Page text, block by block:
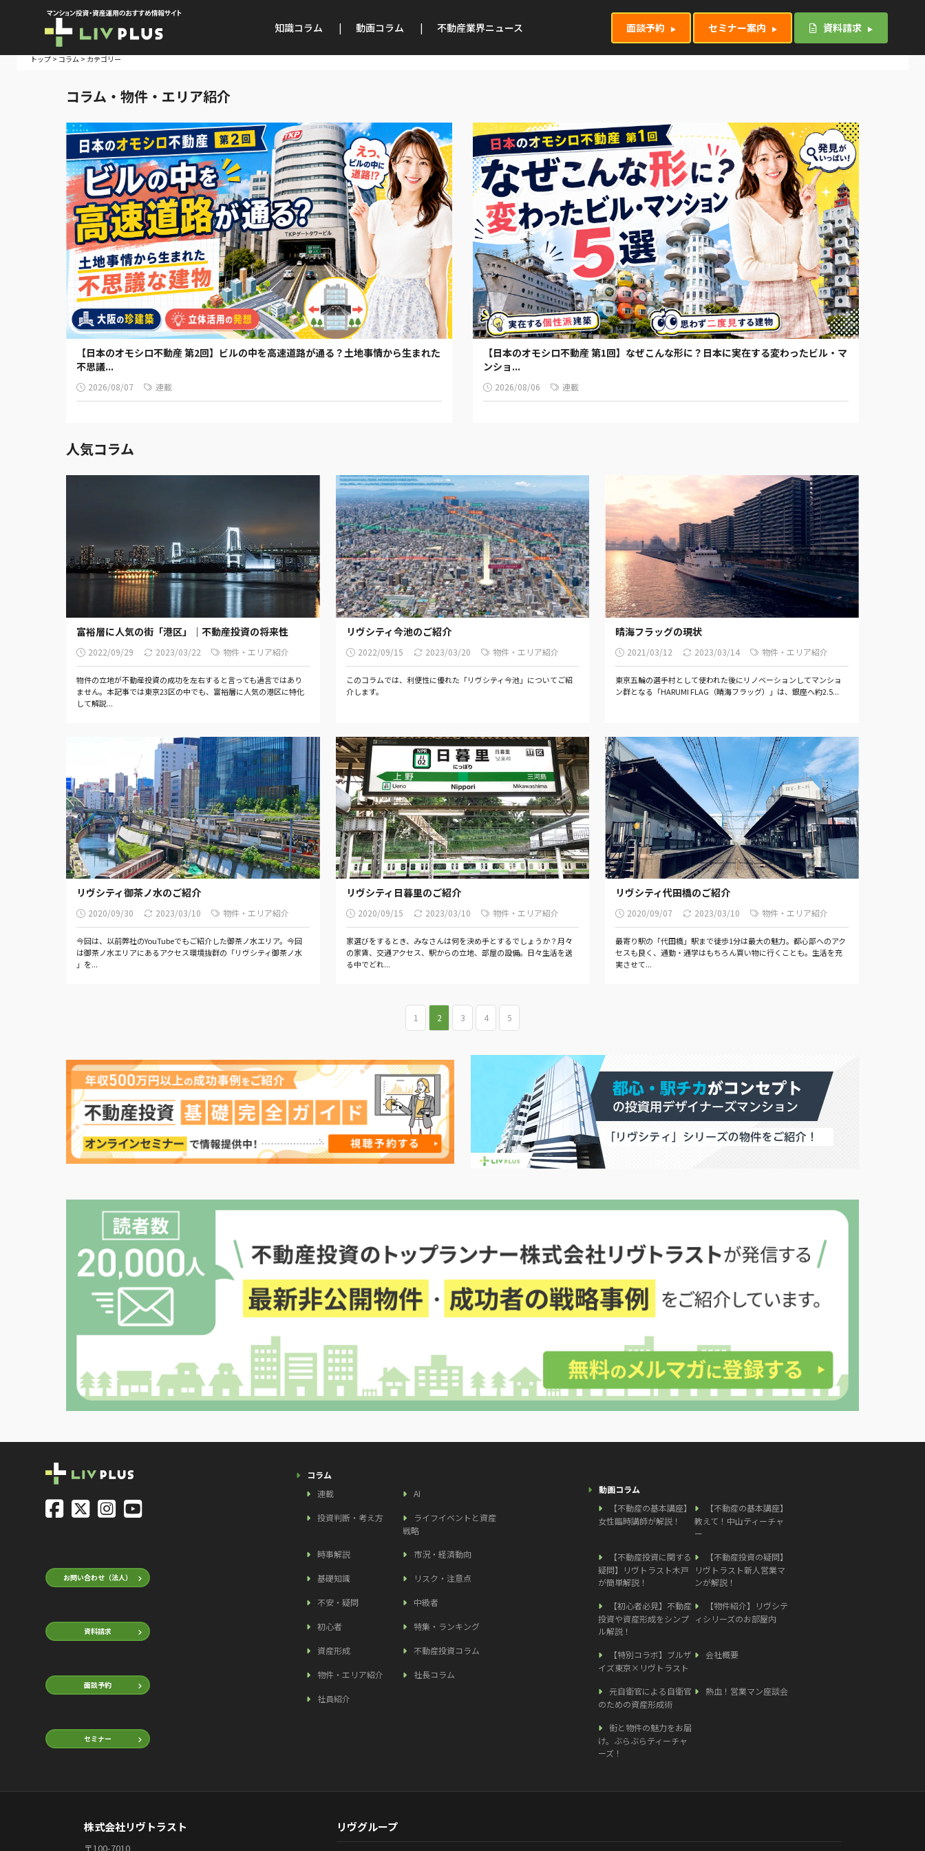
知識コラム | 動画コラム | 不動産業界ニュース 面談予約 セミナー案内 資料請求
トップ > コラム > カテゴリー
コラム・物件・エリア紹介
【日本のオモシロ不動産 第2回】ビルの中を高速道路が通る？土地事情から生まれた
不思議...
2026/08/07 連載
【日本のオモシロ不動産 第1回】なぜこんな形に？日本に実在する変わったビル・マ
ンショ...
2026/08/06 連載
人気コラム
富裕層に人気の街「港区」｜不動産投資の将来性
2022/09/29 2023/03/22 物件・エリア紹介
物件の立地が不動産投資の成功を左右すると言っても過言ではあり
ません。本記事では東京23区の中でも、富裕層に人気の港区に特化
して解説...
リヴシティ今池のご紹介
2022/09/15 2023/03/20 物件・エリア紹介
このコラムでは、利便性に優れた「リヴシティ今池」についてご紹
介します。
晴海フラッグの現状
2021/03/12 2023/03/14 物件・エリア紹介
東京五輪の選手村として使われた後にリノベーションしてマンショ
ン群となる「HARUMI FLAG（晴海フラッグ）」は、銀座へ約2.5...
リヴシティ御茶ノ水のご紹介
2020/09/30 2023/03/10 物件・エリア紹介
今回は、以前弊社のYouTubeでもご紹介した御茶ノ水エリア。今回
は御茶ノ水エリアにあるアクセス環境抜群の「リヴシティ御茶ノ水
」を...
リヴシティ日暮里のご紹介
2020/09/15 2023/03/10 物件・エリア紹介
家選びをするとき、みなさんは何を決め手とするでしょうか？月々
の家賃、交通アクセス、駅からの立地、部屋の設備。日々生活を送
る中でどれ...
リヴシティ代田橋のご紹介
2020/09/07 2023/03/10 物件・エリア紹介
最寄り駅の「代田橋」駅まで徒歩1分は最大の魅力。都心部へのアク
セスも良く、通勤・通学はもちろん買い物に行くことも。生活を充
実させて...
1 2 3 4 5
お問い合わせ（法人）
資料請求
面談予約
セミナー
コラム
連載
AI
投資判断・考え方
ライフイベントと資産
戦略
時事解説
市況・経済動向
基礎知識 リスク・注意点
不安・疑問 中級者
初心者 特集・ランキング
資産形成 不動産投資コラム
物件・エリア紹介 社長コラム
社員紹介
動画コラム
【不動産の基本講座】
女性臨時講師が解説！
【不動産の基本講座】
教えて！中山ティーチャ
ー
【不動産投資に関する
疑問】リヴトラスト木戸
が簡単解説！
【不動産投資の疑問】
リヴトラスト新人営業マ
ンが解説！
【初心者必見】不動産
投資や資産形成をシンプ
ル解説！
【物件紹介】リヴシテ
ィシリーズのお部屋内
【特別コラボ】ブルザ
イズ東京×リヴトラスト
会社概要
元自衛官による自衛官
のための資産形成術
熱血！営業マン座談会
街と物件の魅力をお届
け。ぶらぶらティーチャ
ーズ！
株式会社リヴトラスト
〒100-7010
リヴグループ